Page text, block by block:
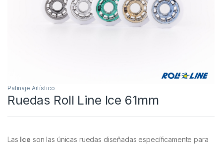
Patinaje Artístico
Ruedas Roll Line Ice 61mm
Las Ice son las únicas ruedas diseñadas específicamente para